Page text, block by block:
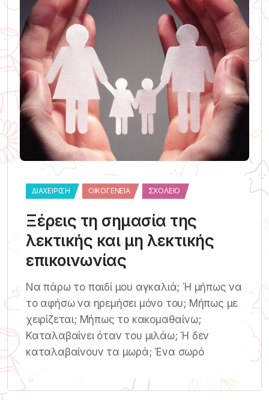
ΔΙΑΧΕΊΡΙΣΗ ΟΙΚΟΓΈΝΕΙΑ ΣΧΟΛΕΊΟ
Ξέρεις τη σημασία της
λεκτικής και μη λεκτικής
επικοινωνίας
Να πάρω το παιδί μου αγκαλιά; Ή μήπως να
το αφήσω να ηρεμήσει μόνο του; Μήπως με
χειρίζεται; Μήπως το κακομαθαίνω;
Καταλαβαίνει όταν του μιλάω; Ή δεν
καταλαβαίνουν τα μωρά; Ένα σωρό